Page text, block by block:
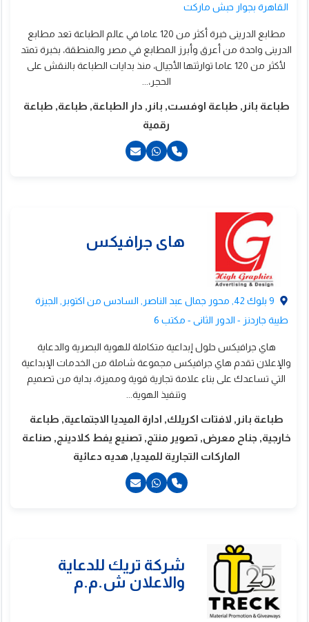
اتراكت للدعاية
القاهرة بجوار حبش ماركت
مطابع الدرينى خبرة أكثر من 120 عاما في عالم الطباعة تعد مطابع
الدرينى واحدة من أعرق وأبرز المطابع في مصر والمنطقة، بخبرة تمتد
لأكثر من 120 عاما توارثتها الأجيال، منذ بدايات الطباعة بالنقش على
الحجر،...
طباعة بانر, طباعة اوفست, بانر, دار الطباعة, طباعة, طباعة
رقمية
9 بلوك 42, محور جمال عبد الناصر, السادس من اكتوبر, الجيزة
طيبة جاردنز - الدور الثانى - مكتب 6
هاي جرافيكس حلول إبداعية متكاملة للهوية البصرية والدعاية
والإعلان تقدم هاي جرافيكس مجموعة شاملة من الخدمات الإبداعية
التي تساعدك على بناء علامة تجارية قوية ومميزة، بداية من تصميم
وتنفيذ الهوية...
طباعة بانر, لافتات اكريلك, ادارة الميديا الاجتماعية, طباعة
خارجية, جناح معرض, تصوير منتج, تصنيع يفط كلادينج, صناعة
الماركات التجارية للميديا, هديه دعائية